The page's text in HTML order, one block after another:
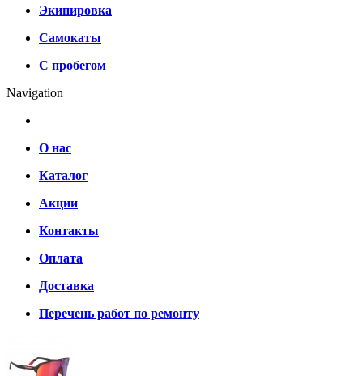
Экипировка
Самокаты
С пробегом
Navigation
О нас
Каталог
Акции
Контакты
Оплата
Доставка
Перечень работ по ремонту